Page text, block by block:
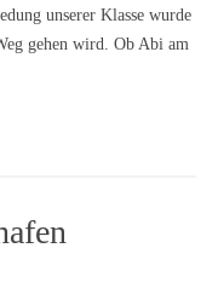
unserer Klasse wurde
gehen wird. Ob Abi am